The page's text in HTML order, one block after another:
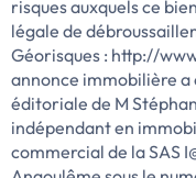
risques auxquels ce
légale de
Géorisques : http://
annonce immobilière a
éditoriale de M
indépendant en
commercial de la SAS